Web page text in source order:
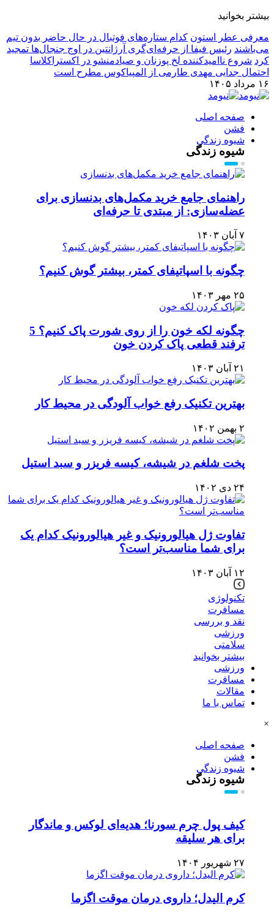
بیشتر بخوانید
معرفی عطر استون کدام ستاره‌های فوتبال در حال حاضر بدون تیم
می‌باشند رئیس فیفا از حرفه‌ای‌گری آرژانتین در اوج جنجال‌ها تمجید
کرد شروع ناامیدکننده لخ پوزنان و صیادمنشو در اکستراکلاسا
احتمال جدایی مهدی طارمی از المپیاکوس مطرح است
۱۶ مرداد ۱۴۰۵
صفحه اصلی
فشن
شیوه زندگی
شیوه زندگی
راهنمای جامع خرید مکمل‌های بدنسازی برای
عضله‌سازی: از مبتدی تا حرفه‌ای
۷ آبان ۱۴۰۳
چگونه با اسپاتیفای کمتر، بیشتر گوش کنیم؟
۲۵ مهر ۱۴۰۳
چگونه لکه خون را از روی شورت پاک کنیم؟ 5
ترفند قطعی پاک کردن خون
۲۱ آبان ۱۴۰۳
بهترین تکنیک رفع خواب آلودگی در محیط کار
۲ بهمن ۱۴۰۲
پخت شلغم در شیشه، کیسه فریزر و سبد استیل
۲۴ دی ۱۴۰۲
تفاوت ژل هیالورونیک و غیر هیالورونیک کدام یک
برای شما مناسب‌تر است؟
۱۲ آبان ۱۴۰۳
تکنولوژی
مسافرت
نقد و بررسی
ورزشی
سلامتی
بیشتر بخوانید
ورزشی
مسافرت
مقالات
تماس با ما
×
صفحه اصلی
فشن
شیوه زندگی
شیوه زندگی
کیف پول چرم سورنا؛ هدیه‌ای لوکس و ماندگار
برای هر سلیقه
۲۷ شهریور ۱۴۰۴
کرم الیدل؛ داروی درمان موقت اگزما